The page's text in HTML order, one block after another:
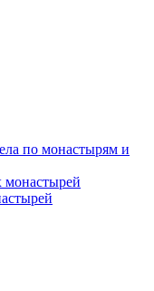
по монастырям и
монастырей